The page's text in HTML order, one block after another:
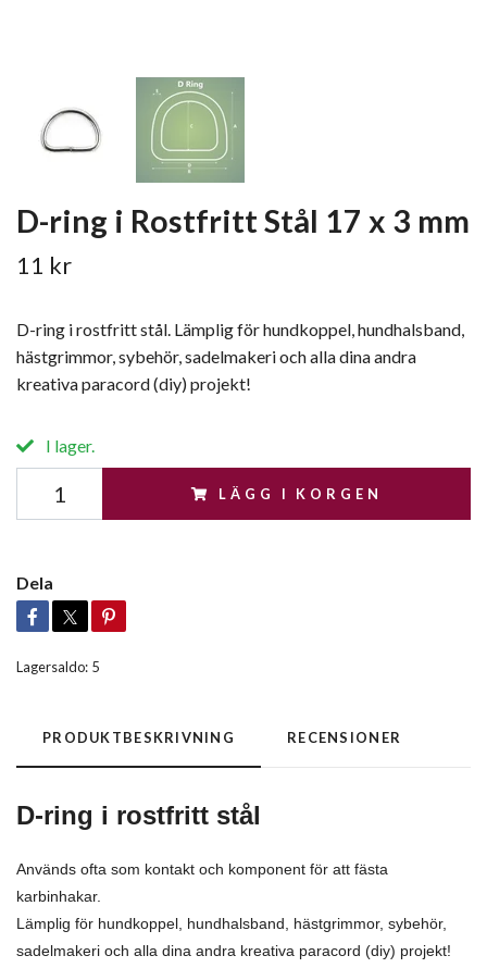
D-ring i Rostfritt Stål 17 x 3 mm
11 kr
D-ring i rostfritt stål. Lämplig för hundkoppel, hundhalsband,
hästgrimmor, sybehör, sadelmakeri och alla dina andra
kreativa paracord (diy) projekt!
I lager.
LÄGG I KORGEN
Dela
Lagersaldo: 5
PRODUKTBESKRIVNING RECENSIONER
D-ring i rostfritt stål
Används ofta som kontakt och komponent för att fästa
karbinhakar.
Lämplig för hundkoppel, hundhalsband, hästgrimmor, sybehör,
sadelmakeri och alla dina andra kreativa paracord (diy) projekt!